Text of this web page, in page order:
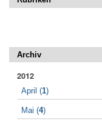
Archiv
2012
April (1)
Mai (4)